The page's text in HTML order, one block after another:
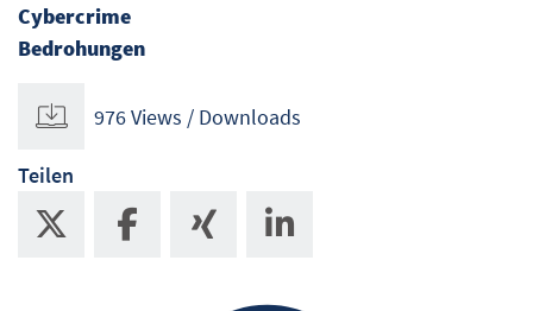
Cybercrime
Bedrohungen
976 Views / Downloads
Teilen